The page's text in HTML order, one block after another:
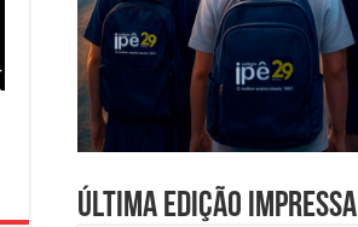
Última edição impressa